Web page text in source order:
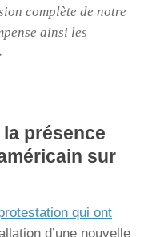
complète de notre
ainsi les
présence
sur
qui ont
d’une nouvelle